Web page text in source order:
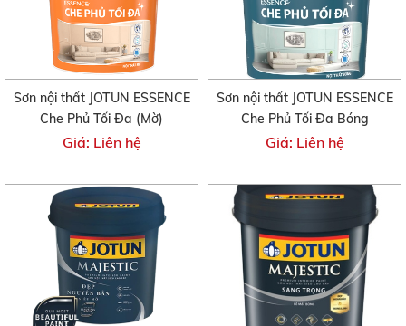
Sơn nội thất JOTUN ESSENCE
Che Phủ Tối Đa (Mờ)
Giá: Liên hệ
Sơn nội thất JOTUN ESSENCE
Che Phủ Tối Đa Bóng
Giá: Liên hệ